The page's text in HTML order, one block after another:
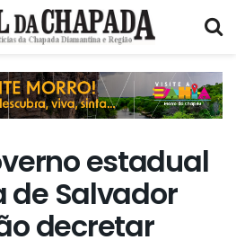
estadual
de Salvador
decretar